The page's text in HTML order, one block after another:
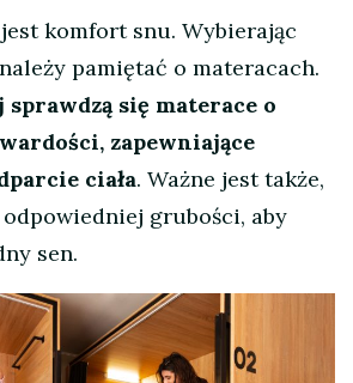
komfort snu. Wybierając
pamiętać o materacach.
sprawdzą się materace o
zapewniające
ciała. Ważne jest także,
odpowiedniej grubości, aby
sen.